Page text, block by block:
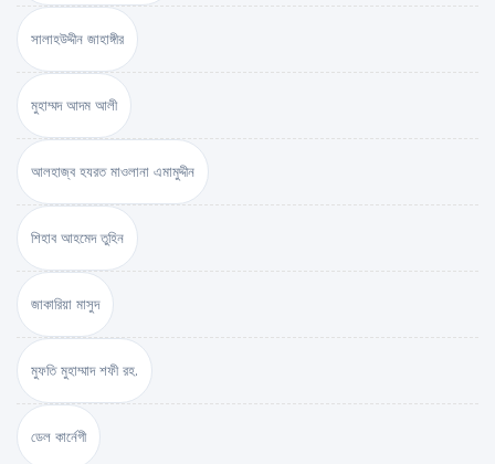
সালাহউদ্দীন জাহাঙ্গীর
মুহাম্মদ আদম আলী
আলহাজ্ব হযরত মাওলানা এমামুদ্দীন
শিহাব আহমেদ তুহিন
জাকারিয়া মাসুদ
মুফতি মুহাম্মাদ শফী রহ.
ডেল কার্নেগী